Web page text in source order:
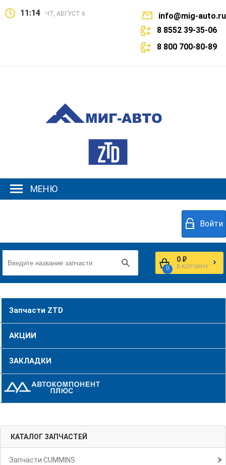
11:14 ЧТ, АВГУСТ 6
info@mig-auto.ru
8 8552 39-35-06
8 800 700-80-89
МЕНЮ
Войти
0
0 ₽
В КОРЗИНУ
Запчасти ZTD
АКЦИИ
ЗАКЛАДКИ
КАТАЛОГ ЗАПЧАСТЕЙ
Запчасти CUMMINS